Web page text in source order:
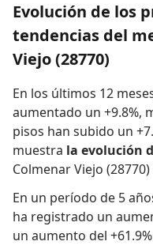
Evolución de los
tendencias del
Viejo (28770)
En los últimos 12
aumentado un +9.8%,
pisos han subido un
muestra la evolución
Colmenar Viejo
En un período de 5
ha registrado un
un aumento del